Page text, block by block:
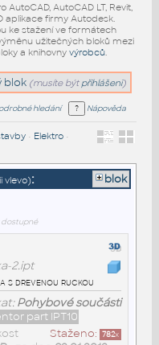
AutoCAD, AutoCAD LT, Revit,
aplikace firmy Autodesk.
ke stažení ve formátech
užitečných bloků mezi
a knihovny výrobců.
blok (musíte být přihlášeni)
hledání Nápověda
• Elektro•
vlevo): blok
dostupné
2.ipt
s drevenou ruckou
Pohybové součásti
part IPT10
Staženo: 782x